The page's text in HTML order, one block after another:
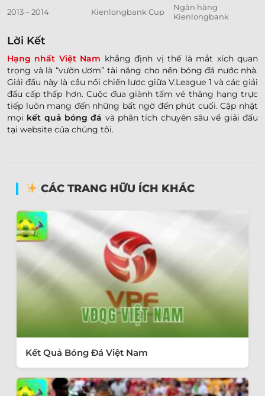
2013 – 2014 Kienlongbank Cup
Ngân hàng
Kienlongbank
Lời Kết
Hạng nhất Việt Nam khẳng định vị thế là mắt xích quan
trọng và là “vườn ươm” tài năng cho nền bóng đá nước nhà.
Giải đấu này là cầu nối chiến lược giữa V.League 1 và các giải
đấu cấp thấp hơn. Cuộc đua giành tấm vé thăng hạng trực
tiếp luôn mang đến những bất ngờ đến phút cuối. Cập nhật
mọi kết quả bóng đá và phân tích chuyên sâu về giải đấu
tại website của chúng tôi.
CÁC TRANG HỮU ÍCH KHÁC
Kết Quả Bóng Đá Việt Nam